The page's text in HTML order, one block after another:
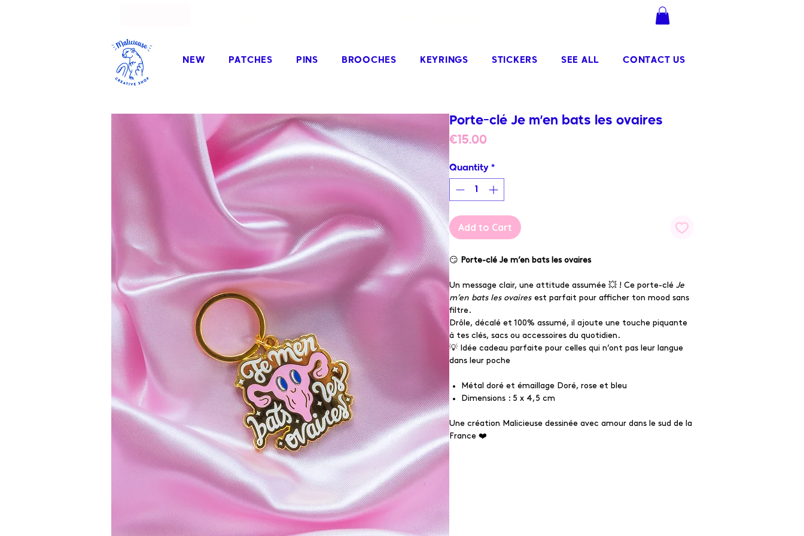
NEW PATCHES PINS BROOCHES KEYRINGS STICKERS SEE ALL CONTACT US
Porte-clé Je m’en bats les ovaires
€15.00Price
Quantity *
Add to Cart
😏 Porte-clé Je m’en bats les ovaires
Un message clair, une attitude assumée 💥 ! Ce porte-clé Je
m’en bats les ovairesest parfait pour afficher ton mood sans
filtre.
Drôle, décalé et 100% assumé, il ajoute une touche piquante
à tes clés, sacs ou accessoires du quotidien.
💡 Idée cadeau parfaite pour celles qui n’ont pas leur langue
dans leur poche
Métal doré et émaillage Doré, rose et bleu
Dimensions : 5 x 4,5 cm
Une création Malicieuse dessinée avec amour dans le sud de la
France ❤️